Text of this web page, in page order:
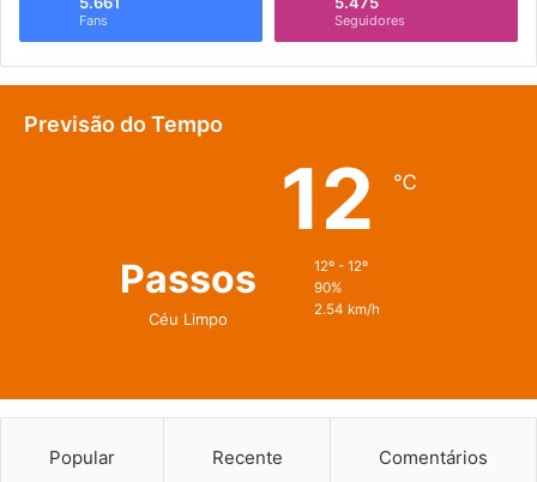
Fans Seguidores
Previsão do Tempo
Passos
Céu Limpo
12 ℃
12º - 12º
90%
2.54 km/h
Popular Recente Comentários